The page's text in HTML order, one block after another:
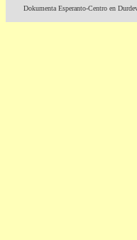
Dokumenta Esperanto-Centro en